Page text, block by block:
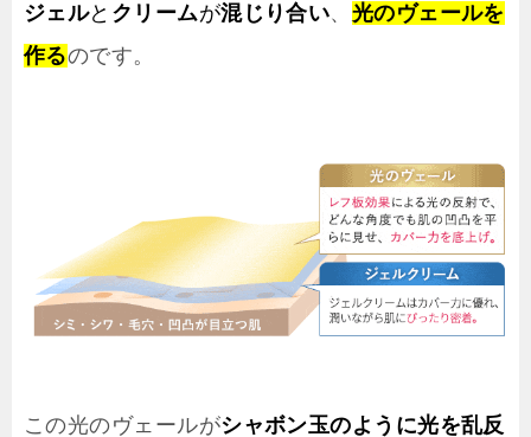
ジェルと クリームが混じり合い、 光のヴェールを
作るのです。
この光のヴェールがシャボン玉のように光を乱反